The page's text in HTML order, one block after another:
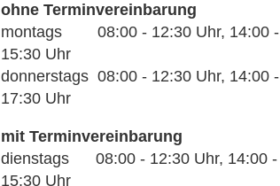
ohne Terminvereinbarung
montags 08:00 - 12:30 Uhr, 14:00 -
15:30 Uhr
donnerstags 08:00 - 12:30 Uhr, 14:00 -
17:30 Uhr
mit Terminvereinbarung
dienstags 08:00 - 12:30 Uhr, 14:00 -
15:30 Uhr